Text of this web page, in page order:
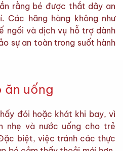
rằng bé được thắt dây an
Các hãng hàng không như
ngồi và dịch vụ hỗ trợ dành
sự an toàn trong suốt hành
ăn uống
đói hoặc khát khi bay, vì
nhẹ và nước uống cho trẻ
biệt, việc tránh các thực